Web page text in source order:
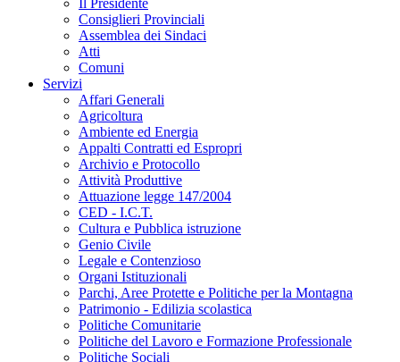
Il Presidente
Consiglieri Provinciali
Assemblea dei Sindaci
Atti
Comuni
Servizi
Affari Generali
Agricoltura
Ambiente ed Energia
Appalti Contratti ed Espropri
Archivio e Protocollo
Attività Produttive
Attuazione legge 147/2004
CED - I.C.T.
Cultura e Pubblica istruzione
Genio Civile
Legale e Contenzioso
Organi Istituzionali
Parchi, Aree Protette e Politiche per la Montagna
Patrimonio - Edilizia scolastica
Politiche Comunitarie
Politiche del Lavoro e Formazione Professionale
Politiche Sociali